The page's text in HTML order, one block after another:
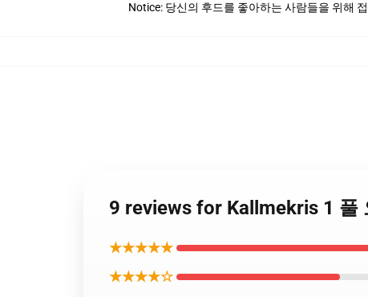
Notice: 당신의 후드를 좋아하는 사람들을 위해
9 reviews for Kallmekris 1 풀
★★★★★
★★★★☆